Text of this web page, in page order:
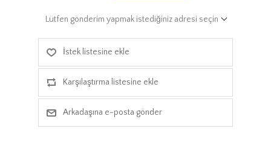
Lütfen gönderim yapmak istediğiniz adresi seçin
İstek listesine ekle
Karşılaştırma listesine ekle
Arkadaşına e-posta gönder